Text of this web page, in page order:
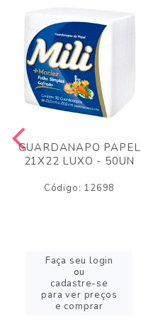
GUARDANAPO PAPEL
21X22 LUXO - 50UN
Código: 12698
Faça seu login
ou
cadastre-se
para ver preços
e comprar